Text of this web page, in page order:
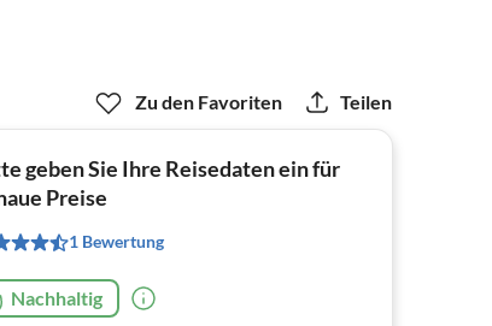
Zu den Favoriten Teilen
geben Sie Ihre Reisedaten ein für
Preise
1 Bewertung
Nachhaltig